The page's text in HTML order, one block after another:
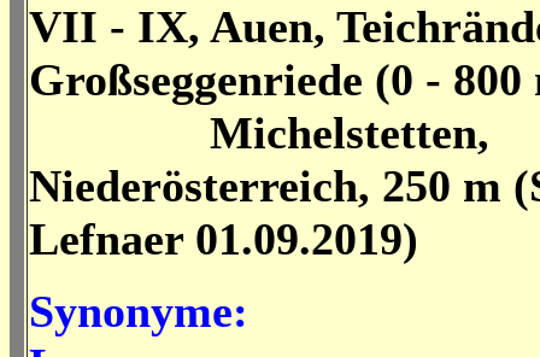
VII - IX, Auen,
Großseggenriede (0 - 800
Michelstetten,
Niederösterreich, 250 m
Lefnaer 01.09.2019)
Synonyme: